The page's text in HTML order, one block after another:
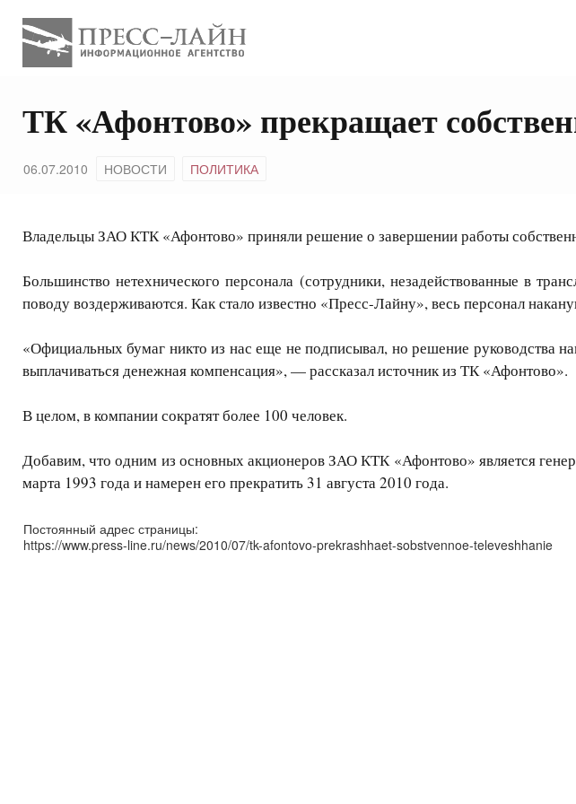
ТК «Афонтово» прекращает
06.07.2010 НОВОСТИ ПОЛИТИКА
Владельцы ЗАО КТК «Афонтово» приняли решение о завершении работы
Большинство нетехнического персонала (сотрудники, незадействованные в
поводу воздерживаются. Как стало известно «Пресс-Лайну», весь персонал
«Официальных бумаг никто из нас еще не подписывал, но решение руководства
выплачиваться денежная компенсация», — рассказал источник из ТК «Афонтово».
В целом, в компании сократят более 100 человек.
Добавим, что одним из основных акционеров ЗАО КТК «Афонтово» является
марта 1993 года и намерен его прекратить 31 августа 2010 года.
Постоянный адрес страницы:
https://www.press-line.ru/news/2010/07/tk-afontovo-prekrashhaet-sobstvennoe-televeshhanie